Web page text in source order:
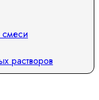
растворов